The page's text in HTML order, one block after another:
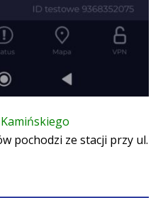
pochodzi ze stacji przy ul.